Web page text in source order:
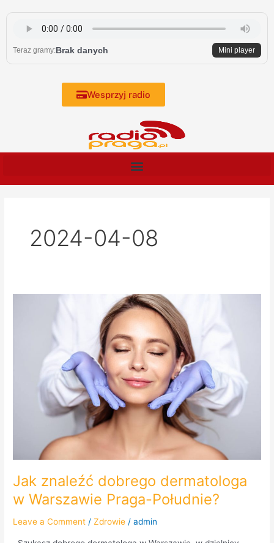
content
Teraz gramy:Brak danych Mini player
Wesprzyj radio
2024-04-08
Jak znaleźć dobrego dermatologa
w Warszawie Praga-Południe?
Leave a Comment /Zdrowie /admin
dermatologa
Południe?